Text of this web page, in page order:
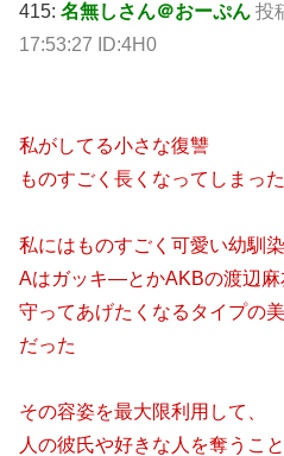
415: 名無しさん＠おーぷん 投
17:53:27 ID:4H0
私がしてる小さな復讐
ものすごく長くなってしまった
私にはものすごく可愛い幼馴
Aはガッキ―とかAKBの渡辺麻
守ってあげたくなるタイプの
だった
その容姿を最大限利用して、
人の彼氏や好きな人を奪うこ